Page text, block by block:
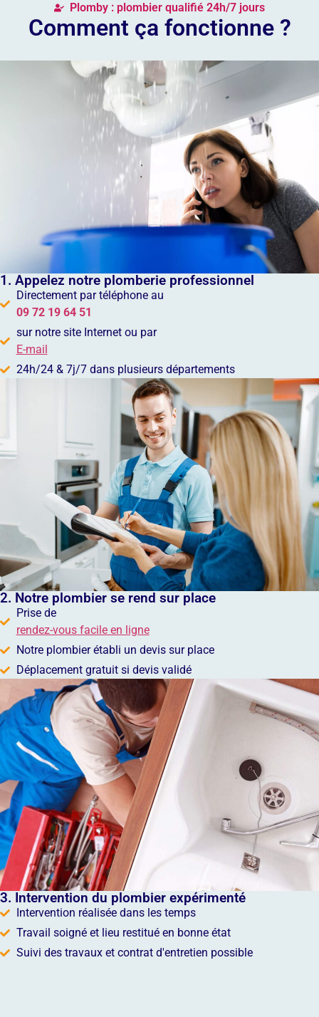
Plomby : plombier qualifié 24h/7 jours
Comment ça fonctionne ?
1. Appelez notre plomberie professionnel
Directement par téléphone au
09 72 19 64 51
sur notre site Internet ou par
E-mail
24h/24 & 7j/7 dans plusieurs départements
2. Notre plombier se rend sur place
Prise de
rendez-vous facile en ligne
Notre plombier établi un devis sur place
Déplacement gratuit si devis validé
3. Intervention du plombier expérimenté
Intervention réalisée dans les temps
Travail soigné et lieu restitué en bonne état
Suivi des travaux et contrat d'entretien possible